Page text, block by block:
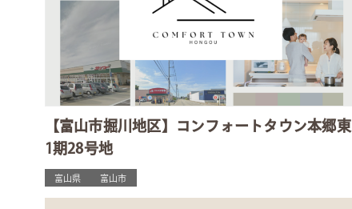
【富山市掘川地区】コンフォートタウン本郷東
1期28号地
富山県 富山市